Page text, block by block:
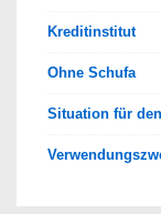
Kreditinstitut
Ohne Schufa
Situation für